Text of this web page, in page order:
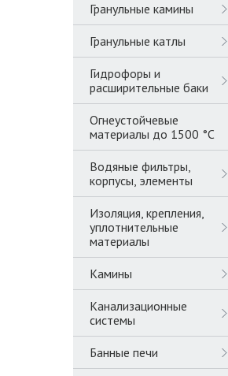
Гранульные камины
Гранульные катлы
Гидрофоры и
расширительные баки
Огнеустойчевые
материалы до 1500 °C
Водяные фильтры,
корпусы, элементы
Изоляция, крепления,
уплотнительные
материалы
Камины
Канализационные
системы
Банные печи